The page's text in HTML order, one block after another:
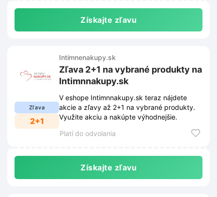
Získajte zľavu
Zľava
2+1
Intimnenakupy.sk
Zľava 2+1 na vybrané produkty na
Intimnnakupy.sk
V eshope Intimnnakupy.sk teraz nájdete
akcie a zľavy až 2+1 na vybrané produkty.
Využite akciu a nakúpte výhodnejšie.
Platí do odvolania
Získajte zľavu